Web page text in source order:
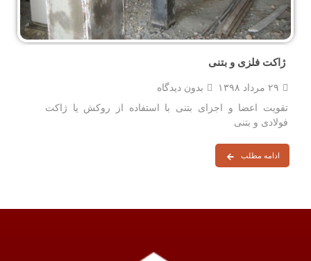
ژاکت فلزی و بتنی
۲۹ مرداد ۱۳۹۸
بدون دیدگاه
تقویت اعضا و اجزای بتنی با استفاده از روکش یا ژاکت
فولادی و بتنی
ادامه مطلب